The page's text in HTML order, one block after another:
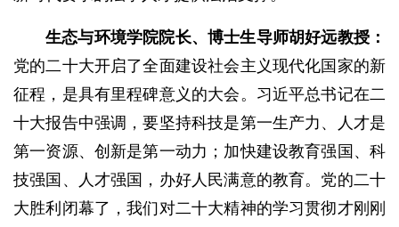
生态与环境学院院长、博士生导师胡好远教授：
党的二十大开启了全面建设社会主义现代化国家的新
征程，是具有里程碑意义的大会。习近平总书记在二
十大报告中强调，要坚持科技是第一生产力、人才是
第一资源、创新是第一动力；加快建设教育强国、科
技强国、人才强国，办好人民满意的教育。党的二十
大胜利闭幕了，我们对二十大精神的学习贯彻才刚刚